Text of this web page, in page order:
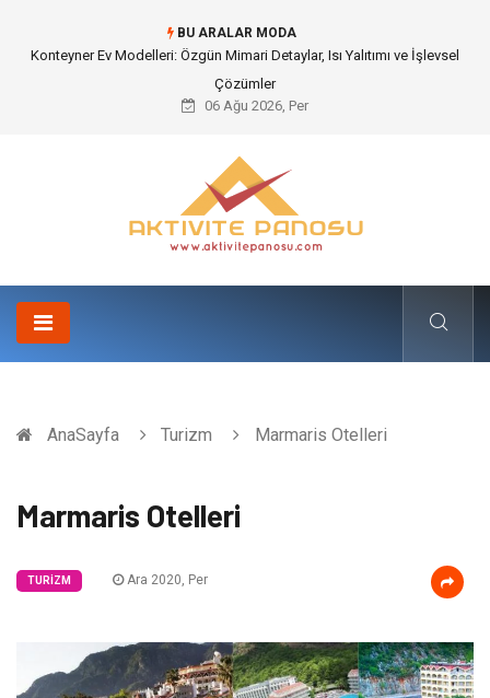
BU ARALAR MODA
Nakliye Nedir ve Tedarik Zincirindeki Önemi Nasıl Anlaşılır?
06 Ağu 2026, Per
AnaSayfa Turizm Marmaris Otelleri
Marmaris Otelleri
TURIZM Ara 2020, Per